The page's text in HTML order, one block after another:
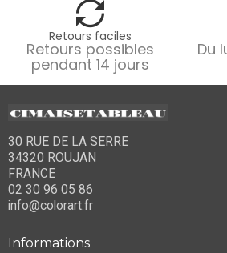
Retours faciles
Retours possibles
pendant 14 jours
Du
30 RUE DE LA SERRE
34320 ROUJAN
FRANCE
02 30 96 05 86
info@colorart.fr
Informations